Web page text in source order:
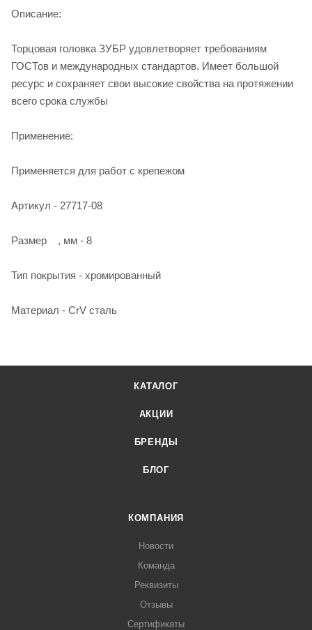
Описание:
Торцовая головка ЗУБР удовлетворяет требованиям
ГОСТов и международных стандартов. Имеет большой
ресурс и сохраняет свои высокие свойства на протяжении
всего срока службы
Применение:
Применяется для работ с крепежом
Артикул - 27717-08
Размер , мм - 8
Тип покрытия - хромированный
Материал - CrV сталь
КАТАЛОГ
АКЦИИ
БРЕНДЫ
БЛОГ
КОМПАНИЯ
Новости
Команда
Реквизиты
Отзывы
Сертификаты